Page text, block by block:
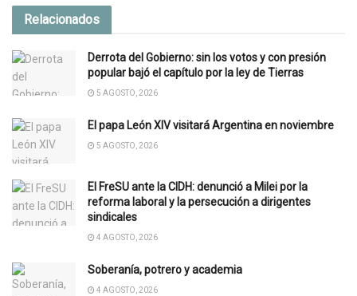
Relacionados
Derrota del Gobierno: sin los votos y con presión
popular bajó el capítulo por la ley de Tierras
5 AGOSTO, 2026
El papa León XIV visitará Argentina en noviembre
5 AGOSTO, 2026
El FreSU ante la CIDH: denunció a Milei por la
reforma laboral y la persecución a dirigentes
sindicales
4 AGOSTO, 2026
Soberanía, potrero y academia
4 AGOSTO, 2026